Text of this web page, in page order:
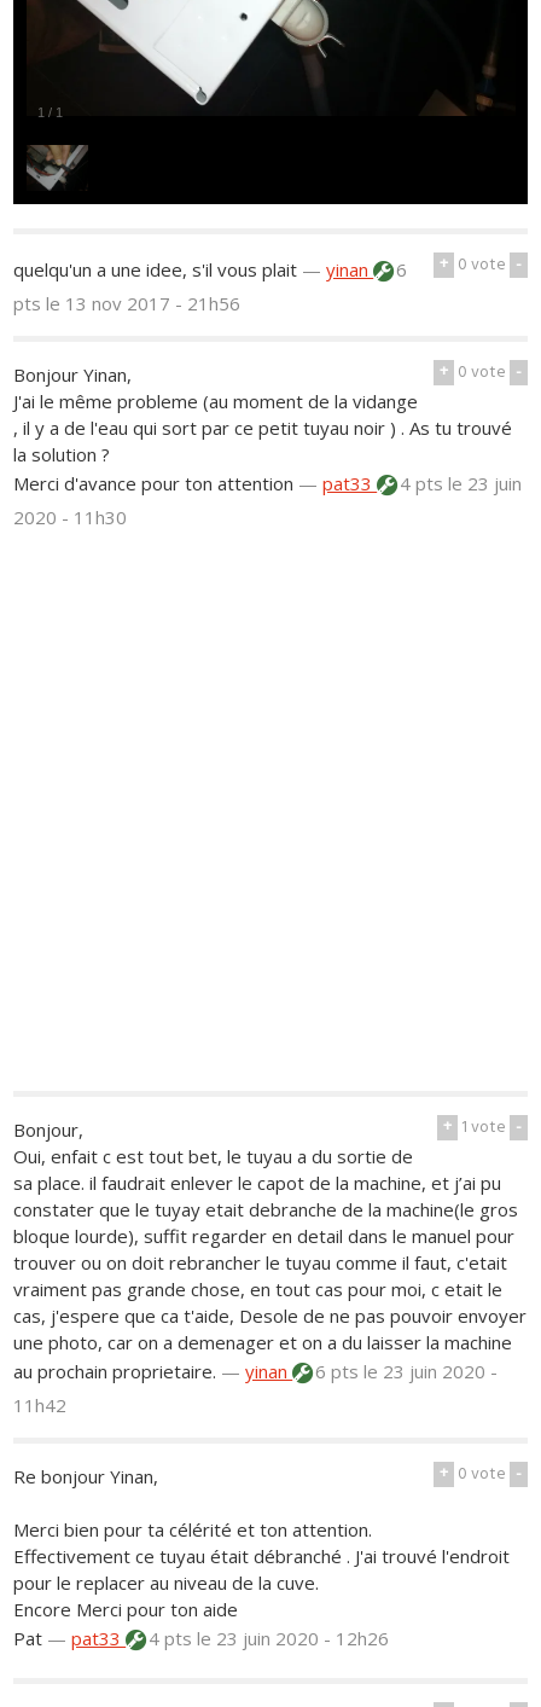
1 / 1
+ 0vote -
quelqu'un a une idee, s'il vous plait —yinan
6
ptsle 13 nov 2017 - 21h56
+ 0vote -
Bonjour Yinan,
J'ai le même probleme (au moment de la vidange
, il y a de l'eau qui sort par ce petit tuyau noir ) . As tu trouvé
la solution ?
Merci d'avance pour ton attention —pat33 4 ptsle 23 juin
2020 - 11h30
+ 1vote -
Bonjour,
Oui, enfait c est tout bet, le tuyau a du sortie de
sa place. il faudrait enlever le capot de la machine, et j’ai pu
constater que le tuyay etait debranche de la machine(le gros
bloque lourde), suffit regarder en detail dans le manuel pour
trouver ou on doit rebrancher le tuyau comme il faut, c'etait
vraiment pas grande chose, en tout cas pour moi, c etait le
cas, j'espere que ca t'aide, Desole de ne pas pouvoir envoyer
une photo, car on a demenager et on a du laisser la machine
au prochain proprietaire. —yinan 6 ptsle 23 juin 2020 -
11h42
+ 0vote -
Re bonjour Yinan,
Merci bien pour ta célérité et ton attention.
Effectivement ce tuyau était débranché . J'ai trouvé l'endroit
pour le replacer au niveau de la cuve.
Encore Merci pour ton aide
Pat —pat33 4 ptsle 23 juin 2020 - 12h26